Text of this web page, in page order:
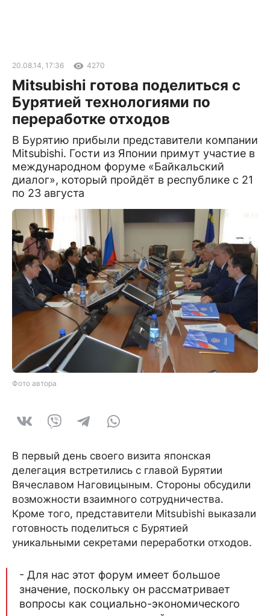
20.08.14, 17:36 4270
Mitsubishi готова поделиться с
Бурятией технологиями по
переработке отходов
В Бурятию прибыли представители компании
Mitsubishi. Гости из Японии примут участие в
международном форуме «Байкальский
диалог», который пройдёт в республике с 21
по 23 августа
Фото автора
В первый день своего визита японская
делегация встретились с главой Бурятии
Вячеславом Наговицыным. Стороны обсудили
возможности взаимного сотрудничества.
Кроме того, представители Mitsubishi выказали
готовность поделиться с Бурятией
уникальными секретами переработки отходов.
- Для нас этот форум имеет большое
значение, поскольку он рассматривает
вопросы как социально-экономического